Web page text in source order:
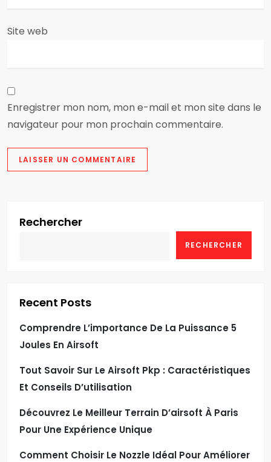
c
Site web
Enregistrer mon nom, mon e-mail et mon site dans le
navigateur pour mon prochain commentaire.
Rechercher
RECHERCHER
Recent Posts
Comprendre L’importance De La Puissance 5
Joules En Airsoft
Tout Savoir Sur Le Airsoft Pkp : Caractéristiques
Et Conseils D’utilisation
Découvrez Le Meilleur Terrain D’airsoft À Paris
Pour Une Expérience Unique
Comment Choisir Le Nozzle Idéal Pour Améliorer